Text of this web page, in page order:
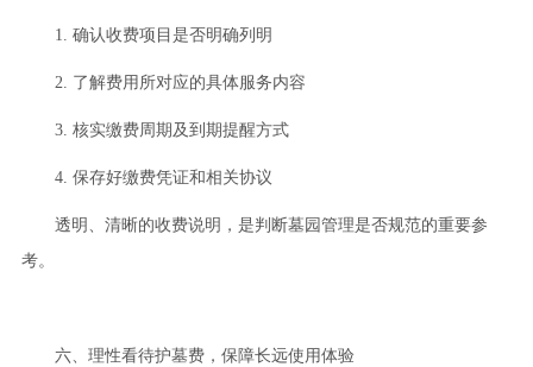
1. 确认收费项目是否明确列明
2. 了解费用所对应的具体服务内容
3. 核实缴费周期及到期提醒方式
4. 保存好缴费凭证和相关协议
透明、清晰的收费说明，是判断墓园管理是否规范的重要参
考。
六、理性看待护墓费，保障长远使用体验